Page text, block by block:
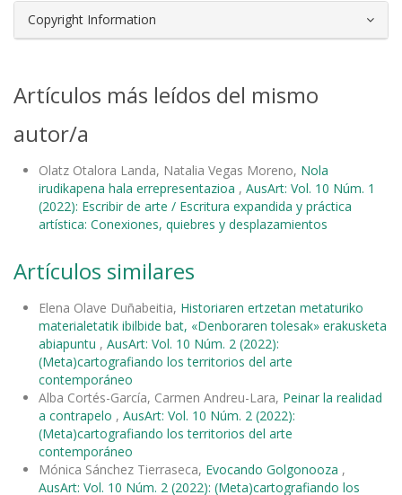
Copyright Information
Artículos más leídos del mismo
autor/a
Olatz Otalora Landa, Natalia Vegas Moreno, Nola
irudikapena hala errepresentazioa , AusArt: Vol. 10 Núm. 1
(2022): Escribir de arte / Escritura expandida y práctica
artística: Conexiones, quiebres y desplazamientos
Artículos similares
Elena Olave Duñabeitia, Historiaren ertzetan metaturiko
materialetatik ibilbide bat, «Denboraren tolesak» erakusketa
abiapuntu , AusArt: Vol. 10 Núm. 2 (2022):
(Meta)cartografiando los territorios del arte
contemporáneo
Alba Cortés-García, Carmen Andreu-Lara, Peinar la realidad
a contrapelo , AusArt: Vol. 10 Núm. 2 (2022):
(Meta)cartografiando los territorios del arte
contemporáneo
Mónica Sánchez Tierraseca, Evocando Golgonooza ,
AusArt: Vol. 10 Núm. 2 (2022): (Meta)cartografiando los